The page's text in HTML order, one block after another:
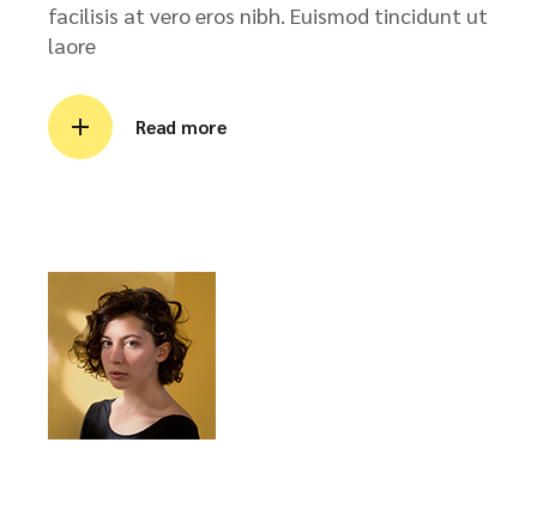
facilisis at vero eros nibh. Euismod tincidunt ut
laore
Read more